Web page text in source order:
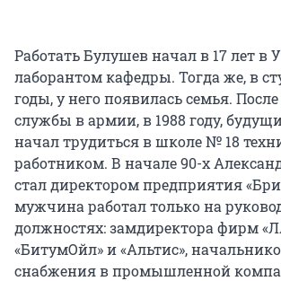
Работать Булушев начал в 17 лет в
лаборантом кафедры. Тогда же, в
годы, у него появилась семья.
службы в армии, в 1988 году,
начал трудиться в школе № 18
работником. В начале 90-х
стал директором предприятия
мужчина работал только на
должностях: замдиректора фирм
«БитумОйл» и «Альтис»,
снабжения в промышленной